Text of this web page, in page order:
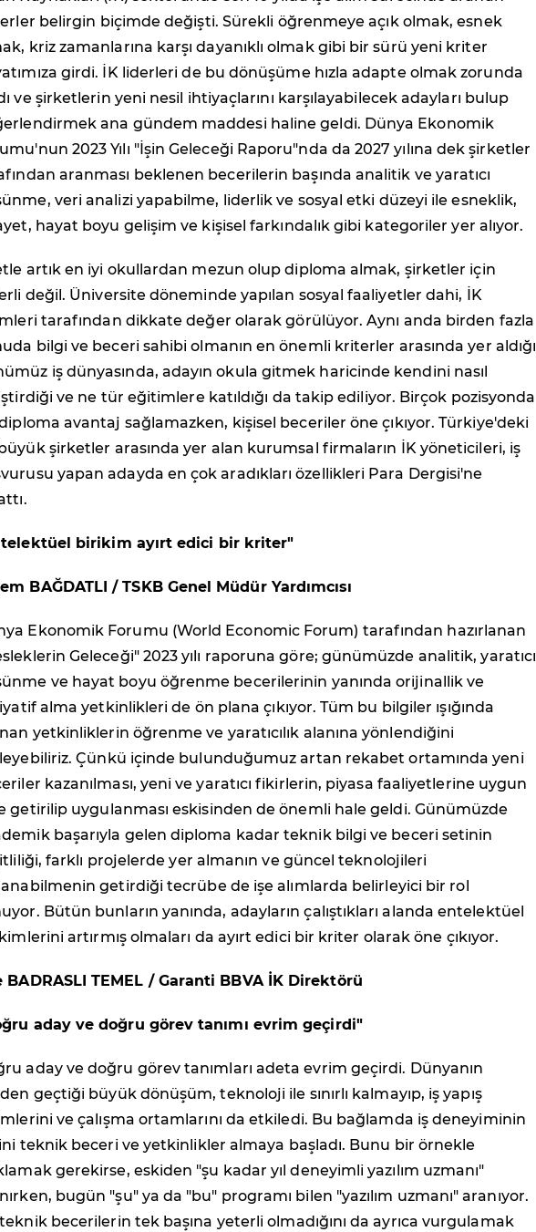
belirgin biçimde değişti. Sürekli öğrenmeye açık olmak, esnek
kriz zamanlarına karşı dayanıklı olmak gibi bir sürü yeni kriter
girdi. İK liderleri de bu dönüşüme hızla adapte olmak zorunda
ve şirketlerin yeni nesil ihtiyaçlarını karşılayabilecek adayları bulup
ana gündem maddesi haline geldi. Dünya Ekonomik
2023 Yılı "İşin Geleceği Raporu"nda da 2027 yılına dek şirketler
aranması beklenen becerilerin başında analitik ve yaratıcı
veri analizi yapabilme, liderlik ve sosyal etki düzeyi ile esneklik,
hayat boyu gelişim ve kişisel farkındalık gibi kategoriler yer alıyor.
artık en iyi okullardan mezun olup diploma almak, şirketler için
değil. Üniversite döneminde yapılan sosyal faaliyetler dahi, İK
tarafından dikkate değer olarak görülüyor. Aynı anda birden fazla
bilgi ve beceri sahibi olmanın en önemli kriterler arasında yer aldığı
iş dünyasında, adayın okula gitmek haricinde kendini nasıl
ve ne tür eğitimlere katıldığı da takip ediliyor. Birçok pozisyonda
avantaj sağlamazken, kişisel beceriler öne çıkıyor. Türkiye'deki
şirketler arasında yer alan kurumsal firmaların İK yöneticileri, iş
yapan adayda en çok aradıkları özellikleri Para Dergisi'ne
birikim ayırt edici bir kriter"
BAĞDATLI / TSKB Genel Müdür Yardımcısı
Ekonomik Forumu (World Economic Forum) tarafından hazırlanan
Geleceği" 2023 yılı raporuna göre; günümüzde analitik, yaratıcı
ve hayat boyu öğrenme becerilerinin yanında orijinallik ve
alma yetkinlikleri de ön plana çıkıyor. Tüm bu bilgiler ışığında
yetkinliklerin öğrenme ve yaratıcılık alanına yönlendiğini
Çünkü içinde bulunduğumuz artan rekabet ortamında yeni
kazanılması, yeni ve yaratıcı fikirlerin, piyasa faaliyetlerine uygun
getirilip uygulanması eskisinden de önemli hale geldi. Günümüzde
başarıyla gelen diploma kadar teknik bilgi ve beceri setinin
farklı projelerde yer almanın ve güncel teknolojileri
getirdiği tecrübe de işe alımlarda belirleyici bir rol
Bütün bunların yanında, adayların çalıştıkları alanda entelektüel
artırmış olmaları da ayırt edici bir kriter olarak öne çıkıyor.
BADRASLI TEMEL / Garanti BBVA İK Direktörü
aday ve doğru görev tanımı evrim geçirdi"
aday ve doğru görev tanımları adeta evrim geçirdi. Dünyanın
geçtiği büyük dönüşüm, teknoloji ile sınırlı kalmayıp, iş yapış
ve çalışma ortamlarını da etkiledi. Bu bağlamda iş deneyiminin
teknik beceri ve yetkinlikler almaya başladı. Bunu bir örnekle
gerekirse, eskiden "şu kadar yıl deneyimli yazılım uzmanı"
bugün "şu" ya da "bu" programı bilen "yazılım uzmanı" aranıyor.
becerilerin tek başına yeterli olmadığını da ayrıca vurgulamak